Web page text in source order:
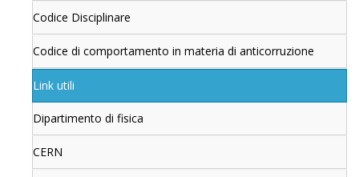
Codice Disciplinare
Codice di comportamento in materia di anticorruzione
Link utili
Dipartimento di fisica
CERN